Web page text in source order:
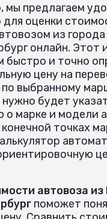
мы предлагаем
для оценки
из
онлайн. Этот
быстро и точно
цену на
выбранному
будет
марке и модели
точках
автовоза
поможет